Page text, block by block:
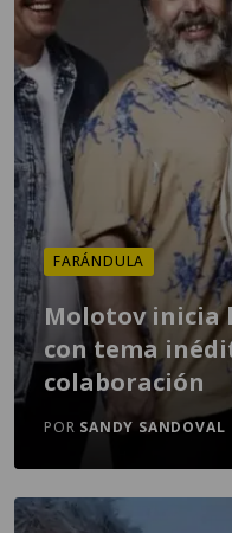
FARÁNDULA
Molotov inicia
con tema
colaboración
POR SANDY SANDOVAL